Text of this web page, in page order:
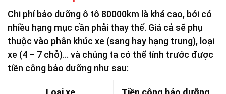
Chi phí bảo dưỡng ô tô 80000km là khá cao, bởi có
nhiều hạng mục cần phải thay thế. Giá cả sẽ phụ
thuộc vào phân khúc xe (sang hay hạng trung), loại
xe (4 – 7 chỗ)… và chúng ta có thể tính trước được
tiền công bảo dưỡng như sau: